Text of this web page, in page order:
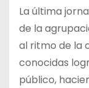
La última
de la
al ritmo de la
conocidas
público,